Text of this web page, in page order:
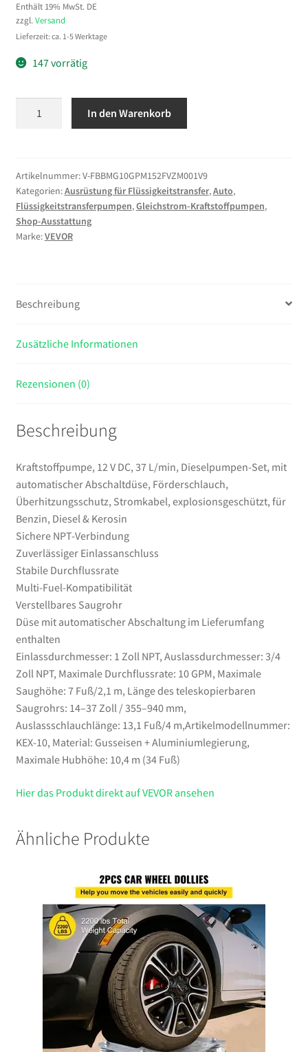
Enthält 19% MwSt. DE
zzgl. Versand
Lieferzeit: ca. 1-5 Werktage
147 vorrätig
DC,
37
L/min,
Dieselpumpen-
Set,
Förderschlauch,
Stromkabel,
für
&
Menge
In den Warenkorb
Artikelnummer:V-FBBMG10GPM152FVZM001V9
Kategorien:Ausrüstung für Flüssigkeitstransfer,Auto,
Flüssigkeitstransferpumpen,Gleichstrom-Kraftstoffpumpen,
Shop-Ausstattung
Marke:VEVOR
Beschreibung
Zusätzliche Informationen
Rezensionen (0)
Beschreibung
Kraftstoffpumpe, 12 V DC, 37 L/min, Dieselpumpen-Set, mit
automatischer Abschaltdüse, Förderschlauch,
Überhitzungsschutz, Stromkabel, explosionsgeschützt, für
Benzin, Diesel & Kerosin
Sichere NPT-Verbindung
Zuverlässiger Einlassanschluss
Stabile Durchflussrate
Multi-Fuel-Kompatibilität
Verstellbares Saugrohr
Düse mit automatischer Abschaltung im Lieferumfang
enthalten
Einlassdurchmesser: 1 Zoll NPT, Auslassdurchmesser: 3/4
Zoll NPT, Maximale Durchflussrate: 10 GPM, Maximale
Saughöhe: 7 Fuß/2,1 m, Länge des teleskopierbaren
Saugrohrs: 14–37 Zoll / 355–940 mm,
Auslassschlauchlänge: 13,1 Fuß/4 m,Artikelmodellnummer:
KEX-10, Material: Gusseisen + Aluminiumlegierung,
Maximale Hubhöhe: 10,4 m (34 Fuß)
Hier das Produkt direkt auf VEVOR ansehen
Ähnliche Produkte